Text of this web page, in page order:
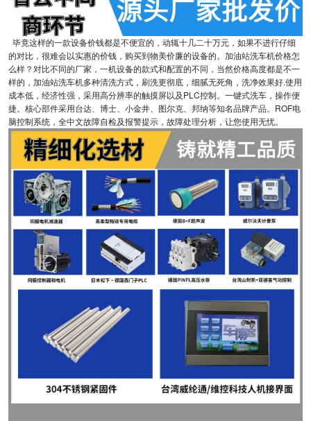
毕竟这样的一款设备价钱都是不便宜的，动辄十几二十万元，如果不进行仔细
的对比，很难会以实惠的价钱，购买到物美价廉的设备的。加油站洗车机价格怎
么样？对比不同的厂家，一机设备的款式和配置的不同，当然价格高度都是不一
样的，加油站洗车机多种清洗方式，刷洗更彻底，细腻无死角，洗净效果好.使用
成本低，经济性强，采用高分辨率的触摸屏以及PLC控制。一键式洗车，操作便
捷。核心部件采用台达、博士、小金井、图尔克、邦纳等知名品牌产品。ROF电
脑控制系统，全中文故障自检及报警提示，故障处理分析，让您使用无忧。